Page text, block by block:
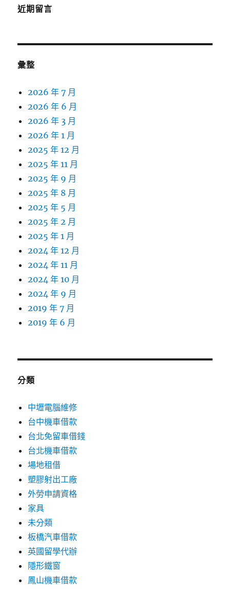
近期留言
彙整
2026 年 7 月
2026 年 6 月
2026 年 3 月
2026 年 1 月
2025 年 12 月
2025 年 11 月
2025 年 9 月
2025 年 8 月
2025 年 5 月
2025 年 2 月
2025 年 1 月
2024 年 12 月
2024 年 11 月
2024 年 10 月
2024 年 9 月
2019 年 7 月
2019 年 6 月
分類
中壢電腦維修
台中機車借款
台北免留車借錢
台北機車借款
場地租借
塑膠射出工廠
外勞申請資格
家具
未分類
板橋汽車借款
英國留學代辦
隱形鐵窗
鳳山機車借款